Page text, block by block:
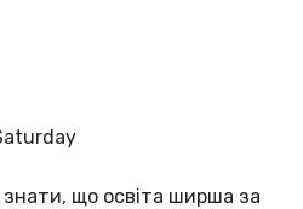
знати, що освіта ширша за